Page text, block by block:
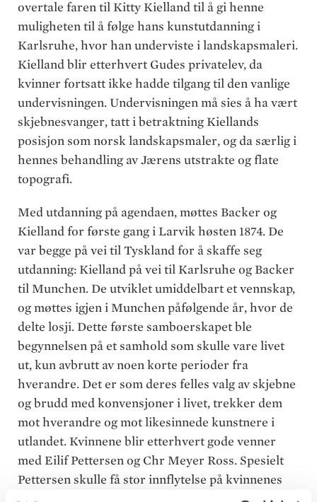
overtale faren til Kitty Kielland til å gi henne
muligheten til å følge hans kunstutdanning i
Karlsruhe, hvor han underviste i landskapsmaleri.
Kielland blir etterhvert Gudes privatelev, da
kvinner fortsatt ikke hadde tilgang til den vanlige
undervisningen. Undervisningen må sies å ha vært
skjebnesvanger, tatt i betraktning Kiellands
posisjon som norsk landskapsmaler, og da særlig i
hennes behandling av Jærens utstrakte og flate
topografi.
Med utdanning på agendaen, møttes Backer og
Kielland for første gang i Larvik høsten 1874. De
var begge på vei til Tyskland for å skaffe seg
utdanning: Kielland på vei til Karlsruhe og Backer
til Munchen. De utviklet umiddelbart et vennskap,
og møttes igjen i Munchen påfølgende år, hvor de
delte losji. Dette første samboerskapet ble
begynnelsen på et samhold som skulle vare livet
ut, kun avbrutt av noen korte perioder fra
hverandre. Det er som deres felles valg av skjebne
og brudd med konvensjoner i livet, trekker dem
mot hverandre og mot likesinnede kunstnere i
utlandet. Kvinnene blir etterhvert gode venner
med Eilif Pettersen og Chr Meyer Ross. Spesielt
Pettersen skulle få stor innflytelse på kvinnenes
videre utdanning.